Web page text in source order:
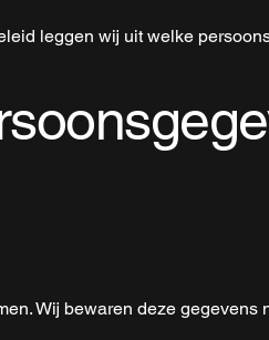
leggen wij uit welke
Wij bewaren deze